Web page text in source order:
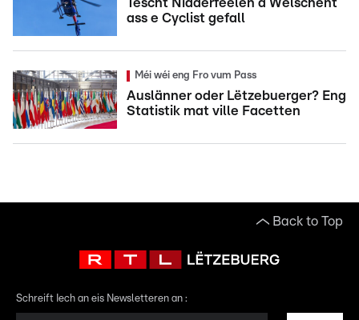
Tëscht Nidderfeelen a Welschent
ass e Cyclist gefall
Méi wéi eng Fro vum Pass
Auslänner oder Lëtzebuerger? Eng
Statistik mat ville Facetten
Back to Top
Schreift Iech an eis Newsletteren an :